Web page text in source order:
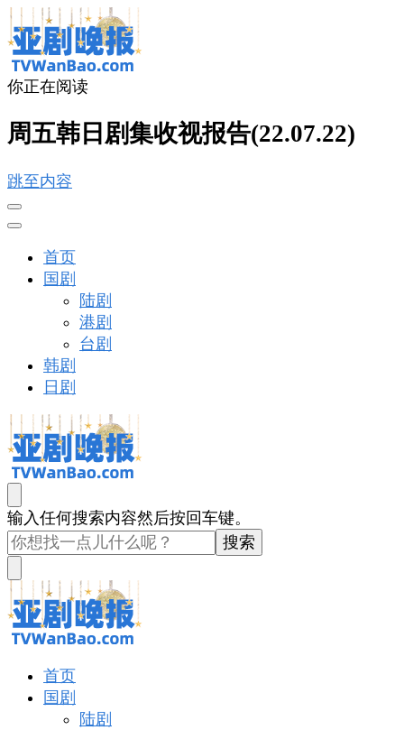
你正在阅读
周五韩日剧集收视报告(22.07.22)
跳至内容
首页
国剧
陆剧
港剧
台剧
韩剧
日剧
亚剧晚报
戏里戏外看亚洲
找
什
么
东
西
吗?
输入任何搜索内容然后按回车键。
亚剧晚报
戏里戏外看亚洲
首页
国剧
陆剧